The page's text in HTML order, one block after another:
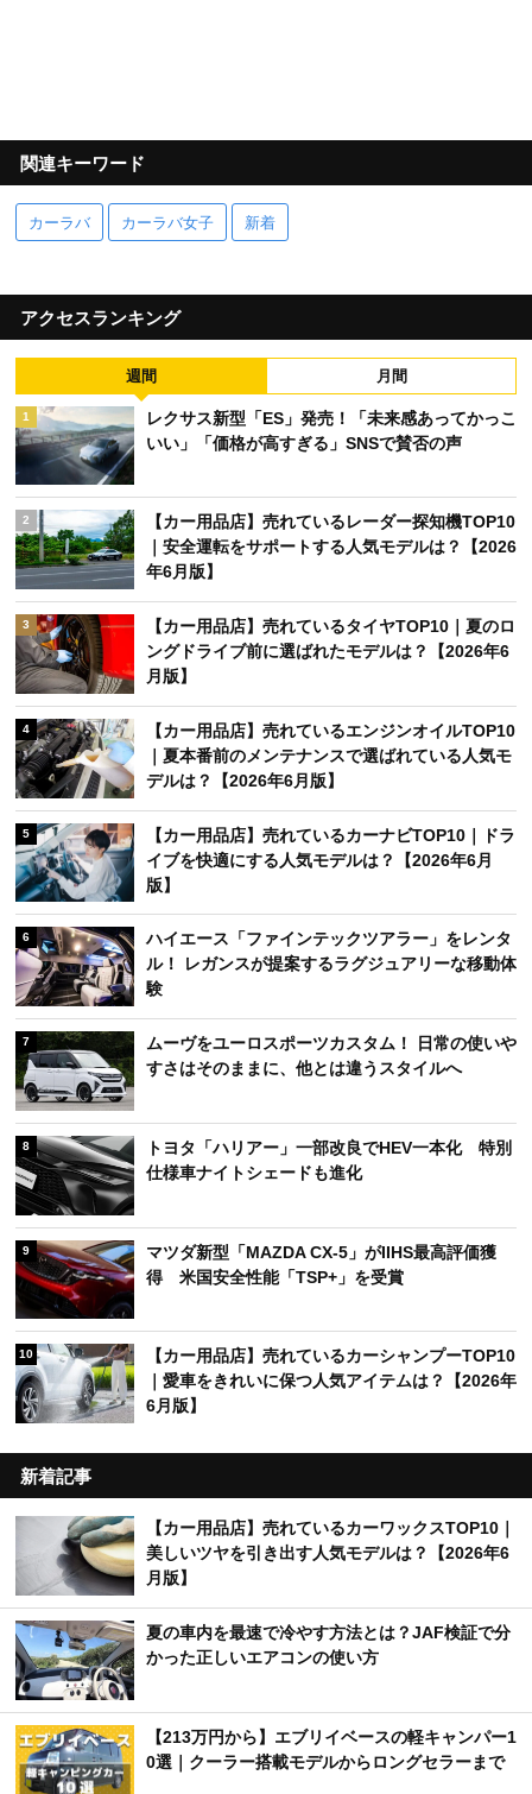
関連キーワード
カーラバ カーラバ女子 新着
アクセスランキング
週間 月間
1
レクサス新型「ES」発売！「未来感あってかっこ
いい」「価格が高すぎる」SNSで賛否の声
2
【カー用品店】売れているレーダー探知機TOP10
｜安全運転をサポートする人気モデルは？【2026
年6月版】
3
【カー用品店】売れているタイヤTOP10｜夏のロ
ングドライブ前に選ばれたモデルは？【2026年6
月版】
4
【カー用品店】売れているエンジンオイルTOP10
｜夏本番前のメンテナンスで選ばれている人気モ
デルは？【2026年6月版】
5
【カー用品店】売れているカーナビTOP10｜ドラ
イブを快適にする人気モデルは？【2026年6月
版】
6
ハイエース「ファインテックツアラー」をレンタ
ル！ レガンスが提案するラグジュアリーな移動体
験
7
ムーヴをユーロスポーツカスタム！ 日常の使いや
すさはそのままに、他とは違うスタイルへ
8
トヨタ「ハリアー」一部改良でHEV一本化 特別
仕様車ナイトシェードも進化
9
マツダ新型「MAZDA CX-5」がIIHS最高評価獲
得 米国安全性能「TSP+」を受賞
10
【カー用品店】売れているカーシャンプーTOP10
｜愛車をきれいに保つ人気アイテムは？【2026年
6月版】
新着記事
【カー用品店】売れているカーワックスTOP10｜
美しいツヤを引き出す人気モデルは？【2026年6
月版】
夏の車内を最速で冷やす方法とは？JAF検証で分
かった正しいエアコンの使い方
【213万円から】エブリイベースの軽キャンパー1
0選｜クーラー搭載モデルからロングセラーまで